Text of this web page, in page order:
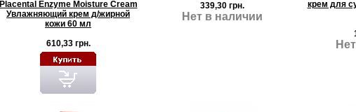
Placental Enzyme Moisture Cream
Увлажняющий крем д/жирной
кожи 60 мл
610,33 грн.
339,30 грн.
Нет в наличии
крем для